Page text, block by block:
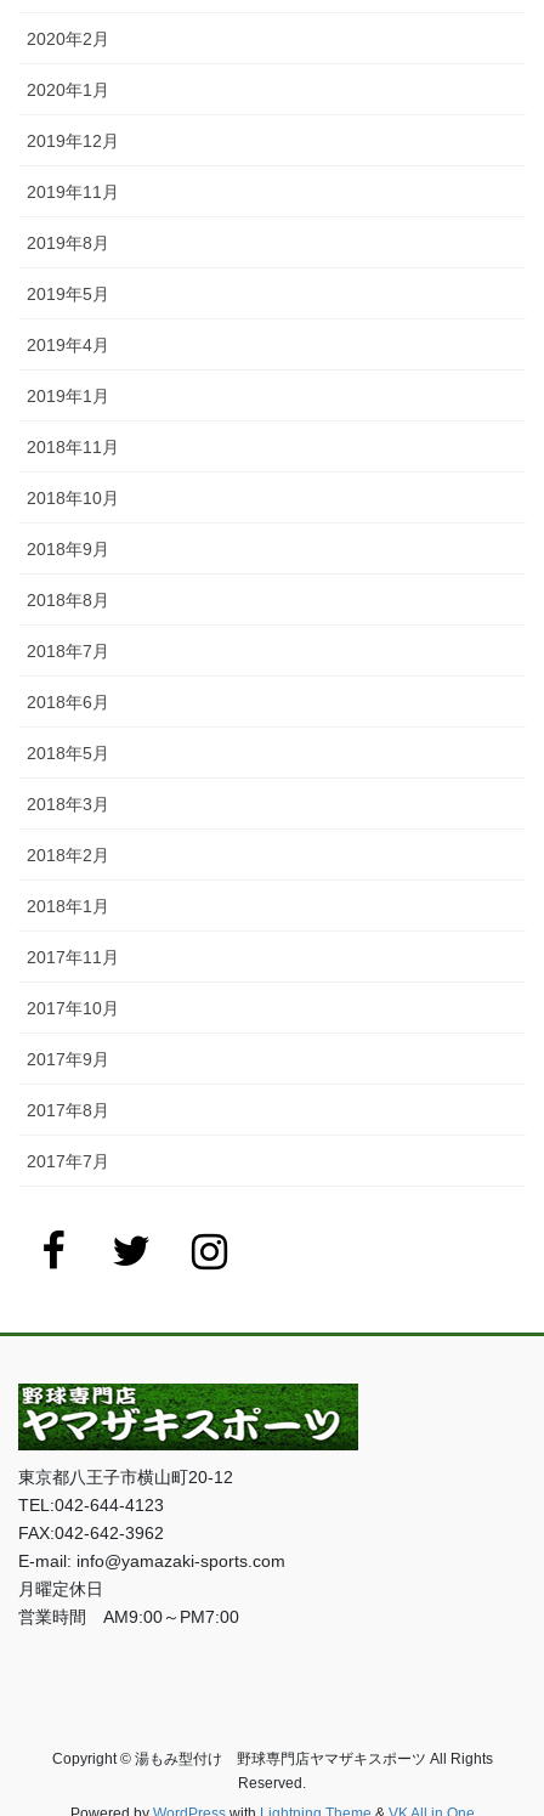
2020年2月
2020年1月
2019年12月
2019年11月
2019年8月
2019年5月
2019年4月
2019年1月
2018年11月
2018年10月
2018年9月
2018年8月
2018年7月
2018年6月
2018年5月
2018年3月
2018年2月
2018年1月
2017年11月
2017年10月
2017年9月
2017年8月
2017年7月
東京都八王子市横山町20-12
TEL:042-644-4123
FAX:042-642-3962
E-mail: info@yamazaki-sports.com
月曜定休日
営業時間 AM9:00～PM7:00
Copyright © 湯もみ型付け 野球専門店ヤマザキスポーツ All Rights
Reserved.